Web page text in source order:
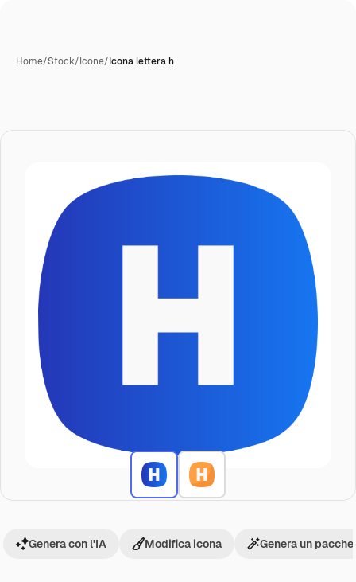
Home/Stock/Icone/Icona lettera h
Genera con l'IA Modifica icona Genera un